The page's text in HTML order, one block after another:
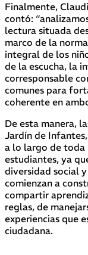
Finalmente,
contó:
lectura situada
marco de la
integral de los
de la escucha, la
corresponsable
comunes para
coherente en
De esta manera,
Jardín de
a lo largo de toda
estudiantes, ya
diversidad social
comienzan a
compartir
reglas, de
experiencias que
ciudadana.